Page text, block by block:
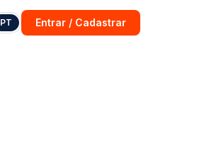
PT Entrar / Cadastrar